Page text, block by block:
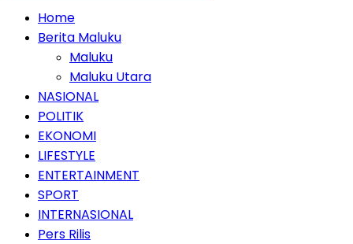
Home
Berita Maluku
Maluku
Maluku Utara
NASIONAL
POLITIK
EKONOMI
LIFESTYLE
ENTERTAINMENT
SPORT
INTERNASIONAL
Pers Rilis